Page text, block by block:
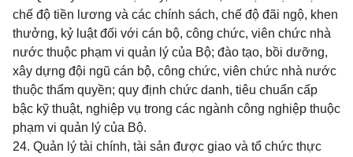
chế độ tiền lương và các chính sách, chế độ đãi ngộ, khen
thưởng, kỷ luật đối với cán bộ, công chức, viên chức nhà
nước thuộc phạm vi quản lý của Bộ; đào tạo, bồi dưỡng,
xây dựng đội ngũ cán bộ, công chức, viên chức nhà nước
thuộc thẩm quyền; quy định chức danh, tiêu chuẩn cấp
bậc kỹ thuật, nghiệp vụ trong các ngành công nghiệp thuộc
phạm vi quản lý của Bộ.
24. Quản lý tài chính, tài sản được giao và tổ chức thực